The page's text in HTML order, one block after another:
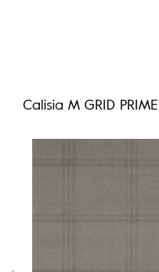
Calisia M GRID